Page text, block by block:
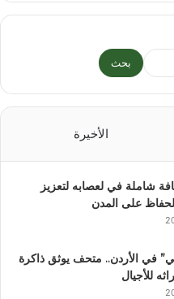
بحث
الأخيرة
شاملة في لعصابه لتعزيز
على المدن
في الأردن.. متحف يوثق ذاكرة
للأجيال